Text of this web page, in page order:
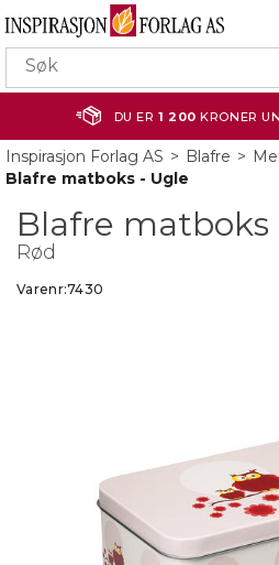
DU ER1 200 KRONER
Inspirasjon Forlag AS> Blafre>
Blafre matboks - Ugle
Blafre matboks
Rød
Varenr:7430